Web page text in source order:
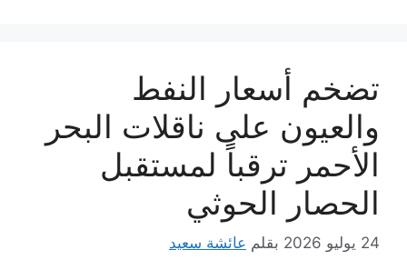
تضخم أسعار النفط
والعيون على ناقلات البحر
الأحمر ترقباً لمستقبل
الحصار الحوثي
24 يوليو 2026 بقلم عائشة سعيد